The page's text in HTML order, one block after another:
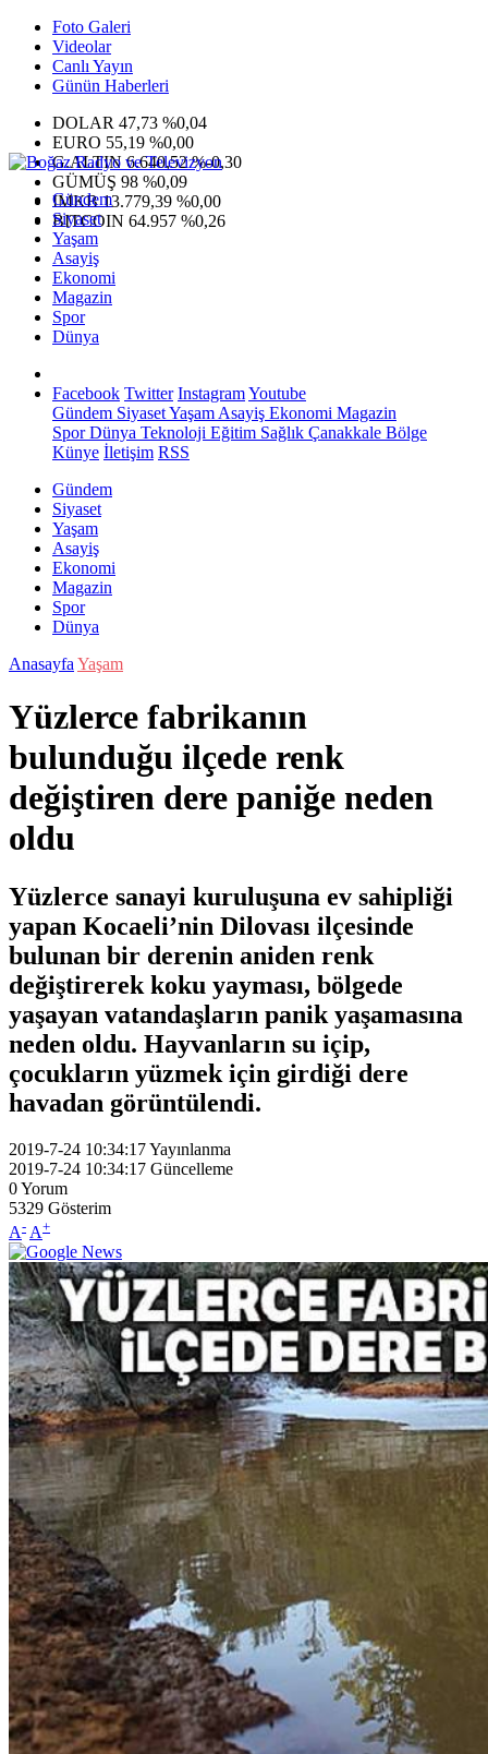
Foto Galeri
Videolar
Canlı Yayın
Günün Haberleri
DOLAR 47,73 %0,04
EURO 55,19 %0,00
G.ALTIN6.640,52 %-0,30
GÜMÜŞ 98 %0,09
IMKB13.779,39 %0,00
BITCOIN 64.957 %0,26
Gündem
Siyaset
Yaşam
Asayiş
Ekonomi
Magazin
Spor
Dünya
Facebook Twitter InstagramYoutube
Gündem SiyasetYaşam Asayiş Ekonomi Magazin
SporDünya Teknoloji Eğitim Sağlık Çanakkale Bölge
Künye İletişim RSS
Gündem
Siyaset
Yaşam
Asayiş
Ekonomi
Magazin
Spor
Dünya
Anasayfa Yaşam
Yüzlerce fabrikanın
bulunduğu ilçede renk
değiştiren dere paniğe neden
oldu
Yüzlerce sanayi kuruluşuna ev sahipliği
yapan Kocaeli’nin Dilovası ilçesinde
bulunan bir derenin aniden renk
değiştirerek koku yayması, bölgede
yaşayan vatandaşların panik yaşamasına
neden oldu. Hayvanların su içip,
çocukların yüzmek için girdiği dere
havadan görüntülendi.
2019-7-24 10:34:17Yayınlanma
2019-7-24 10:34:17 Güncelleme
0Yorum
5329 Gösterim
A- A+